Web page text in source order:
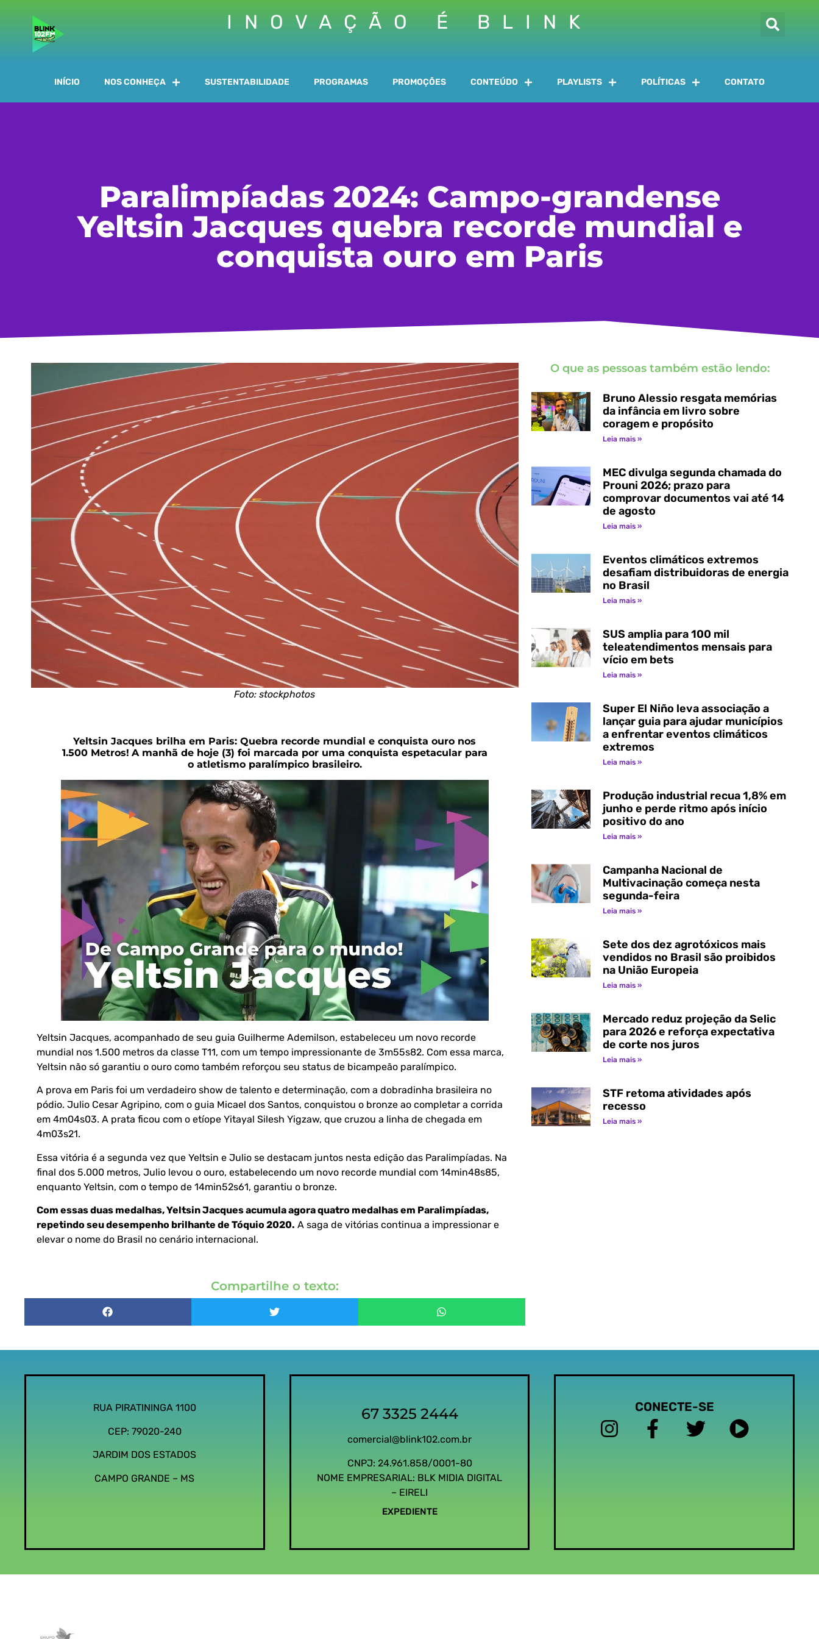
INOVAÇÃO É BLINK
INÍCIO NOS CONHEÇA SUSTENTABILIDADE PROGRAMAS PROMOÇÕES CONTEÚDO PLAYLISTS POLÍTICAS CONTATO
Paralimpíadas 2024: Campo-grandense
Yeltsin Jacques quebra recorde mundial e
conquista ouro em Paris
Foto: stockphotos
Yeltsin Jacques brilha em Paris: Quebra recorde mundial e conquista ouro nos
1.500 Metros! A manhã de hoje (3) foi marcada por uma conquista espetacular para
o atletismo paralímpico brasileiro.
Yeltsin Jacques, acompanhado de seu guia Guilherme Ademilson, estabeleceu um novo recorde
mundial nos 1.500 metros da classe T11, com um tempo impressionante de 3m55s82. Com essa marca,
Yeltsin não só garantiu o ouro como também reforçou seu status de bicampeão paralímpico.
A prova em Paris foi um verdadeiro show de talento e determinação, com a dobradinha brasileira no
pódio. Julio Cesar Agripino, com o guia Micael dos Santos, conquistou o bronze ao completar a corrida
em 4m04s03. A prata ficou com o etíope Yitayal Silesh Yigzaw, que cruzou a linha de chegada em
4m03s21.
Essa vitória é a segunda vez que Yeltsin e Julio se destacam juntos nesta edição das Paralimpíadas. Na
final dos 5.000 metros, Julio levou o ouro, estabelecendo um novo recorde mundial com 14min48s85,
enquanto Yeltsin, com o tempo de 14min52s61, garantiu o bronze.
Com essas duas medalhas, Yeltsin Jacques acumula agora quatro medalhas em Paralimpíadas,
repetindo seu desempenho brilhante de Tóquio 2020. A saga de vitórias continua a impressionar e
elevar o nome do Brasil no cenário internacional.
Compartilhe o texto:
O que as pessoas também estão lendo:
Bruno Alessio resgata memórias
da infância em livro sobre
coragem e propósito
Leia mais »
MEC divulga segunda chamada do
Prouni 2026; prazo para
comprovar documentos vai até 14
de agosto
Leia mais »
Eventos climáticos extremos
desafiam distribuidoras de energia
no Brasil
Leia mais »
SUS amplia para 100 mil
teleatendimentos mensais para
vício em bets
Leia mais »
Super El Niño leva associação a
lançar guia para ajudar municípios
a enfrentar eventos climáticos
extremos
Leia mais »
Produção industrial recua 1,8% em
junho e perde ritmo após início
positivo do ano
Leia mais »
Campanha Nacional de
Multivacinação começa nesta
segunda-feira
Leia mais »
Sete dos dez agrotóxicos mais
vendidos no Brasil são proibidos
na União Europeia
Leia mais »
Mercado reduz projeção da Selic
para 2026 e reforça expectativa
de corte nos juros
Leia mais »
STF retoma atividades após
recesso
Leia mais »
RUA PIRATININGA 1100
CEP: 79020-240
JARDIM DOS ESTADOS
CAMPO GRANDE – MS
67 3325 2444
comercial@blink102.com.br
CNPJ: 24.961.858/0001-80
NOME EMPRESARIAL: BLK MIDIA DIGITAL
– EIRELI
EXPEDIENTE
CONECTE-SE